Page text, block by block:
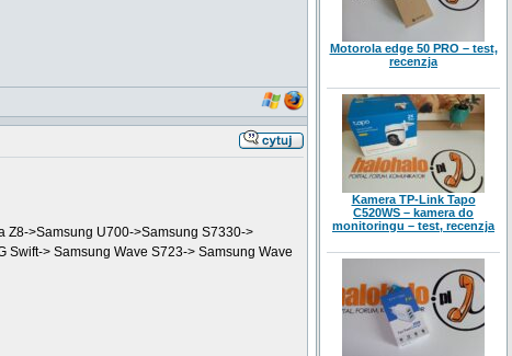
Z8->Samsung U700->Samsung S7330->
> Samsung Wave S723-> Samsung Wave
Motorola edge 50 PRO – test,
recenzja
Kamera TP-Link Tapo
C520WS – kamera do
monitoringu – test, recenzja